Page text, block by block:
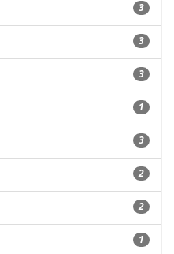
3
3
3
1
3
2
2
1